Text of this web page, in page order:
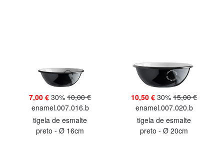
7,00 € 30% 10,00 €
enamel.007.016.b
tigela de esmalte
preto - Ø 16cm
10,50 € 30% 15,00 €
enamel.007.020.b
tigela de esmalte
preto - Ø 20cm